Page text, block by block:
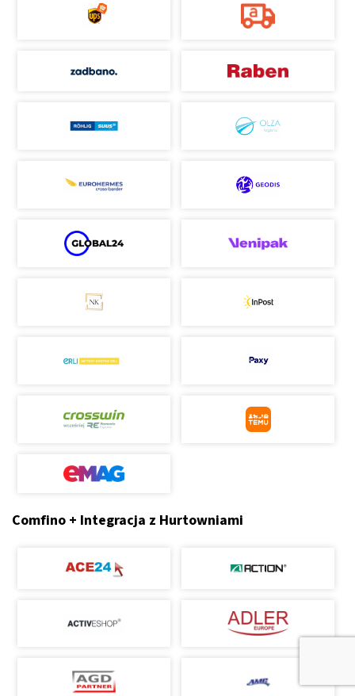
Comfino + Integracja z Hurtowniami